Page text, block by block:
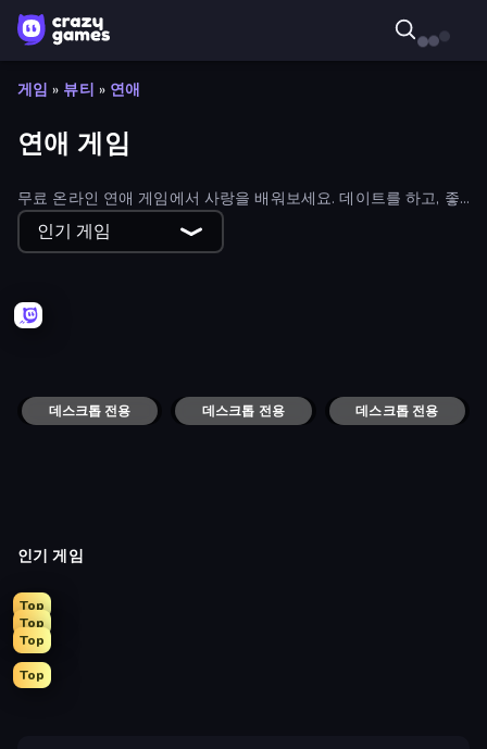
게임 » 뷰티 » 연애
연애 게임
무료 온라인 연애 게임에서 사랑을 배워보세요. 데이트를 하고, 좋
아하는 사람에게 키스를 하고, 궁합을 테스트해 보세요. 밸런타인
데이에 즐기기 좋은 게임들을 소개합니다. 게임을 확인하거나 사랑
인기 게임
Emerald and Amber Love Tester
데스크톱 전용 데스크톱 전용 데스크톱 전용
A Grim Love Tale
인기 게임
Top
Top
Top
Top